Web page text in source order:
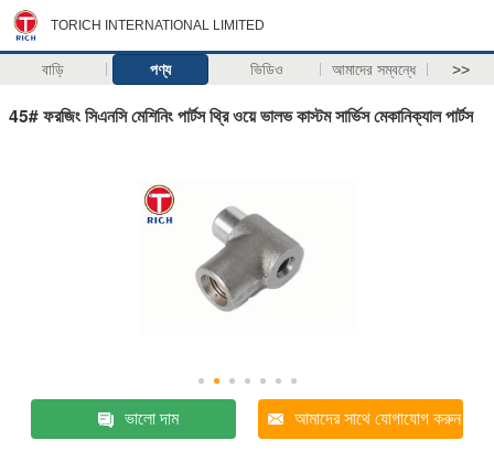
TORICH INTERNATIONAL LIMITED
বাড়ি পণ্য ভিডিও আমাদের সম্বন্ধে >>
45# ফরজিং সিএনসি মেশিনিং পার্টস থ্রি ওয়ে ভালভ কাস্টম সার্ভিস মেকানিক্যাল পার্টস
ভালো দাম আমাদের সাথে যোগাযোগ করুন